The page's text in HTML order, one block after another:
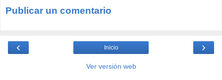
Publicar un comentario
‹ ›
Inicio
Ver versión web